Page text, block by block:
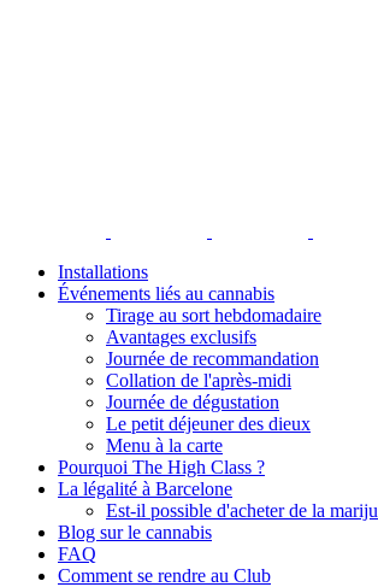
Installations
Événements liés au cannabis
Tirage au sort hebdomadaire
Avantages exclusifs
Journée de recommandation
Collation de l'après-midi
Journée de dégustation
Le petit déjeuner des dieux
Menu à la carte
Pourquoi The High Class ?
La légalité à Barcelone
Est-il possible d'acheter de la
Blog sur le cannabis
FAQ
Comment se rendre au Club